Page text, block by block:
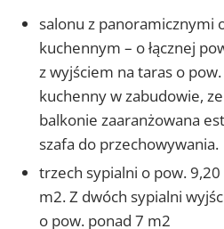
salonu z panoramicznymi
kuchennym – o łącznej
z wyjściem na taras o
kuchenny w zabudowie,
balkonie zaaranżowana
szafa do przechowywania.
trzech sypialni o pow.
m2. Z dwóch sypialni
o pow. ponad 7 m2